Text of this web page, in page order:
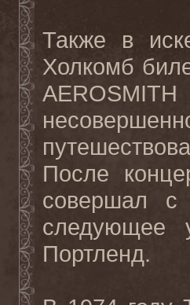
Также в
Холкомб
AEROSMITH
После
совершал с
следующее
Портленд.